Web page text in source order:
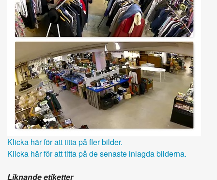
Klicka här för att titta på fler bilder.
Klicka här för att titta på de senaste inlagda bilderna.
Liknande etiketter